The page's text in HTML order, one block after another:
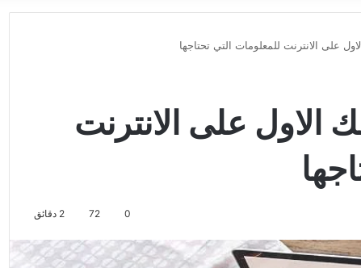
على الانترنت للمعلومات التي تحتاجها
على الانترنت
0
72